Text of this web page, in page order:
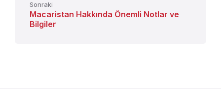
Sonraki
Macaristan Hakkında Önemli Notlar ve
Bilgiler